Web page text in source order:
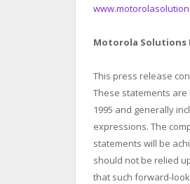
Motorola Solutions
This press release
These statements
1995 and generally
expressions. The
statements will be
should not be relied
that such forward-